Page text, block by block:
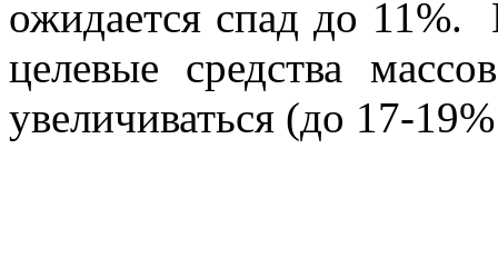
ожидается спад до 11%.
целевые средства
увеличиваться (до 17-